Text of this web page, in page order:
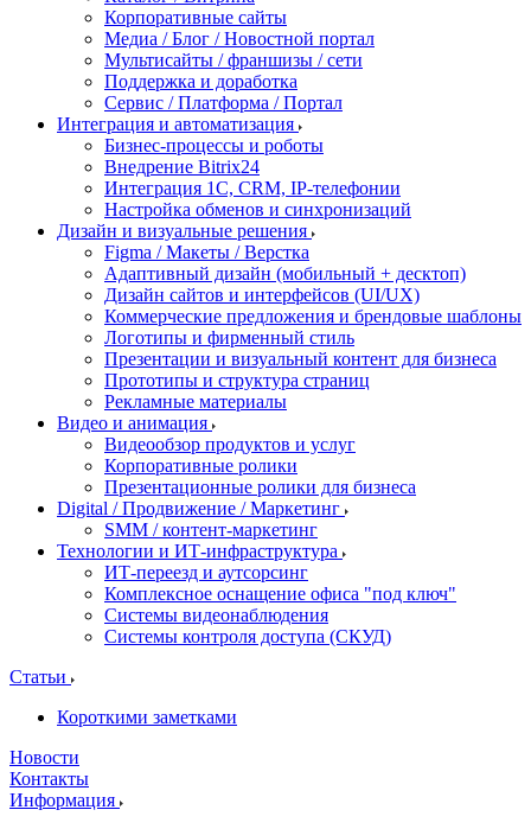
Корпоративные сайты
Медиа / Блог / Новостной портал
Мультисайты / франшизы / сети
Поддержка и доработка
Сервис / Платформа / Портал
Интеграция и автоматизация
Бизнес-процессы и роботы
Внедрение Bitrix24
Интеграция 1С, CRM, IP-телефонии
Настройка обменов и синхронизаций
Дизайн и визуальные решения
Figma / Макеты / Верстка
Адаптивный дизайн (мобильный + десктоп)
Дизайн сайтов и интерфейсов (UI/UX)
Коммерческие предложения и брендовые шаблоны
Логотипы и фирменный стиль
Презентации и визуальный контент для бизнеса
Прототипы и структура страниц
Рекламные материалы
Видео и анимация
Видеообзор продуктов и услуг
Корпоративные ролики
Презентационные ролики для бизнеса
Digital / Продвижение / Маркетинг
SMM / контент-маркетинг
Технологии и ИТ-инфраструктура
ИТ-переезд и аутсорсинг
Комплексное оснащение офиса "под ключ"
Системы видеонаблюдения
Системы контроля доступа (СКУД)
Статьи
Короткими заметками
Новости
Контакты
Информация